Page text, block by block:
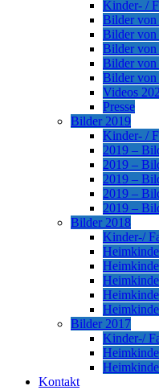
Kinder- /
Bilder von
Bilder von
Bilder
Bilder
Bilder
Videos
Presse
Bilder 2019
Kinder- /
2019 –
2019 –
2019 –
2019 –
2019 –
Bilder 2018
Kinder-/
Bilder 2017
Kinder-/
Kontakt